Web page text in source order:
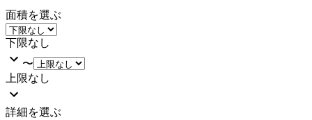
面積を選ぶ
下限なし
〜
上限なし
詳細を選ぶ